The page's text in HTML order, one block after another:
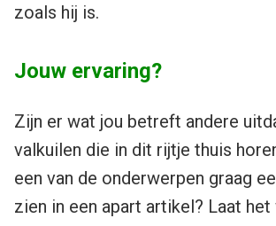
zoals hij is.
Jouw ervaring?
Zijn er wat jou betreft andere
valkuilen die in dit rijtje thuis
een van de onderwerpen graag
zien in een apart artikel? Laat